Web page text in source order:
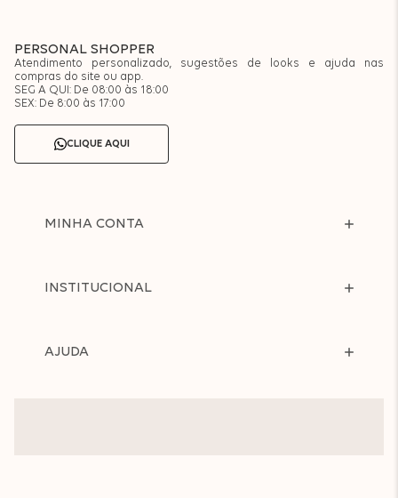
PERSONAL SHOPPER
Atendimento personalizado, sugestões de looks e ajuda nas
compras do site ou app.
SEG A QUI: De 08:00 às 18:00
SEX: De 8:00 às 17:00
CLIQUE AQUI
MINHA CONTA
INSTITUCIONAL
AJUDA